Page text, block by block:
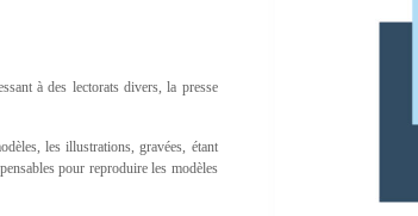
à des lectorats divers, la presse
les illustrations, gravées, étant
pour reproduire les modèles